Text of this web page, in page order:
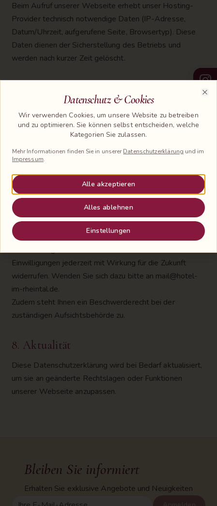
Beim Aufruf unserer Webseite erhebt unser Hosting-
Provider technisch notwendige Daten (IP-Adresse,
Datum/Uhrzeit, aufgerufene Seite, Browsertyp). Diese
Daten dienen der Sicherstellung des Betriebs und
werden nach kurzer Zeit gelöscht.
spezialisierte Dienstleister ein (u. a. Lovable Cloud /
Supabase als Backend, Resend für transaktionalen E-
Mail-Versand). Mit allen Auftragsverarbeitern bestehen
entsprechende Verträge nach Art. 28 DSGVO.
7. Ihre Rechte
Sie haben das Recht auf Auskunft, Berichtigung,
Löschung, Einschränkung der Verarbeitung,
Datenübertragbarkeit sowie Widerspruch gegen die
Verarbeitung Ihrer Daten. Sie können erteilte
Einwilligungen jederzeit mit Wirkung für die Zukunft
widerrufen. Wenden Sie sich dazu bitte an mail@hotel-
im-rheintal.de.
Zudem steht Ihnen ein Beschwerderecht bei der
zuständigen Aufsichtsbehörde zu.
8. Aktualität
Diese Datenschutzerklärung wird bei Bedarf aktualisiert,
um sie an geänderte Rechtslagen oder Funktionen
unserer Webseite anzupassen.
Bleiben Sie informiert
Erhalten Sie exklusive Angebote und Neuigkeiten
Datenschutz & Cookies
Wir verwenden Cookies, um unsere Website zu betreiben
und zu optimieren. Sie können selbst entscheiden, welche
Kategorien Sie zulassen.
Mehr Informationen finden Sie in unserer Datenschutzerklärung und im
Impressum.
Alle akzeptieren
Alles ablehnen
Einstellungen